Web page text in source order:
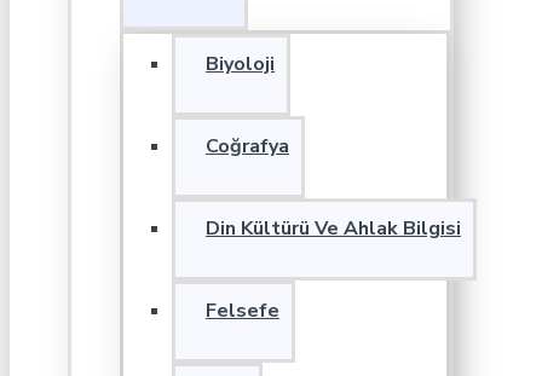
Biyoloji
Coğrafya
Din Kültürü Ve Ahlak Bilgisi
Felsefe